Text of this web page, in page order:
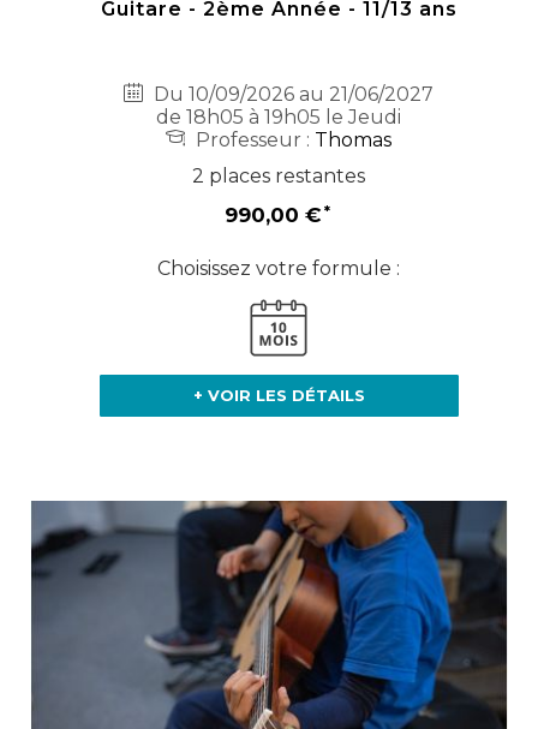
Guitare - 2ème Année - 11/13 ans
Du 10/09/2026 au 21/06/2027
de 18h05 à 19h05 le Jeudi
Professeur : Thomas
2 places restantes
990,00 €
Choisissez votre formule :
+ VOIR LES DÉTAILS